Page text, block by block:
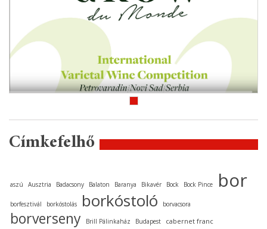
Címkefelhő
aszú Ausztria Badacsony Balaton Baranya Bikavér Bock Bock Pince bor
borfesztivál borkóstolás borkóstoló borvacsora
borverseny Brill Pálinkaház Budapest cabernet franc